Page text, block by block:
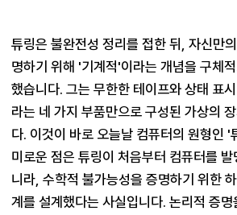
튜링은 불완전성 정리를 접한 뒤, 자신만
명하기 위해 '기계적'이라는 개념을 구체
했습니다. 그는 무한한 테이프와 상태 표
라는 네 가지 부품만으로 구성된 가상의
다. 이것이 바로 오늘날 컴퓨터의 원형인 '
미로운 점은 튜링이 처음부터 컴퓨터를
니라, 수학적 불가능성을 증명하기 위한
계를 설계했다는 사실입니다. 논리적 증명